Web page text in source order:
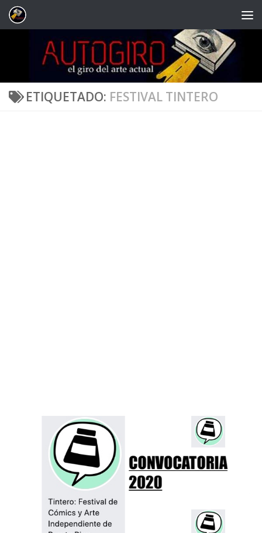
Saltar al contenido
ETIQUETADO: FESTIVAL TINTERO